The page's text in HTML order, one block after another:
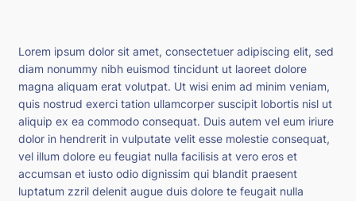
Lorem ipsum dolor sit amet, consectetuer adipiscing elit, sed
diam nonummy nibh euismod tincidunt ut laoreet dolore
magna aliquam erat volutpat. Ut wisi enim ad minim veniam,
quis nostrud exerci tation ullamcorper suscipit lobortis nisl ut
aliquip ex ea commodo consequat. Duis autem vel eum iriure
dolor in hendrerit in vulputate velit esse molestie consequat,
vel illum dolore eu feugiat nulla facilisis at vero eros et
accumsan et iusto odio dignissim qui blandit praesent
luptatum zzril delenit augue duis dolore te feugait nulla